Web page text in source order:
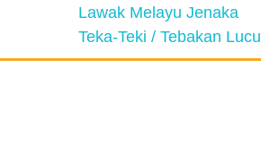
Lawak Melayu Jenaka
Teka-Teki / Tebakan Lucu